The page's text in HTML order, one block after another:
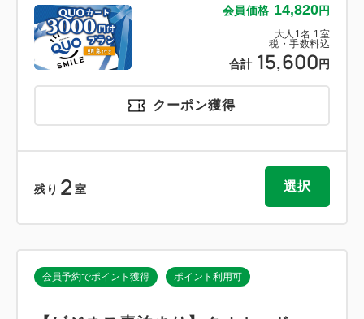
会員価格 14,820円
大人 1 名 1 室
税・手数料込
合計 15,600 円
クーポン獲得
残り 2 室 選択
会員予約でポイント獲得 ポイント利用可